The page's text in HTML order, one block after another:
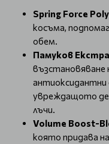
Spring Force
косъма,
обем.
Памуков
възстановяване
антиоксидантни
увреждащото
лъчи.
Volume Boost-
която придава